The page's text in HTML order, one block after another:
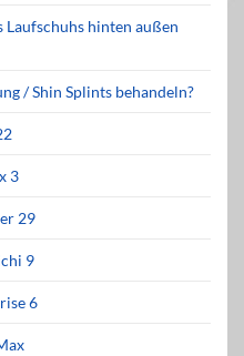
Laufschuhs hinten außen
/ Shin Splints behandeln?
3
29
9
6